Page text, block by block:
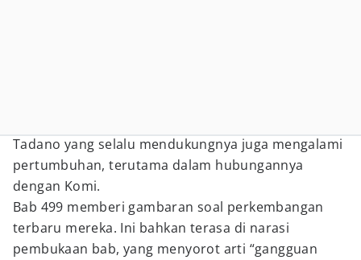
Tadano yang selalu mendukungnya juga mengalami
pertumbuhan, terutama dalam hubungannya
dengan Komi.
Bab 499 memberi gambaran soal perkembangan
terbaru mereka. Ini bahkan terasa di narasi
pembukaan bab, yang menyorot arti “gangguan